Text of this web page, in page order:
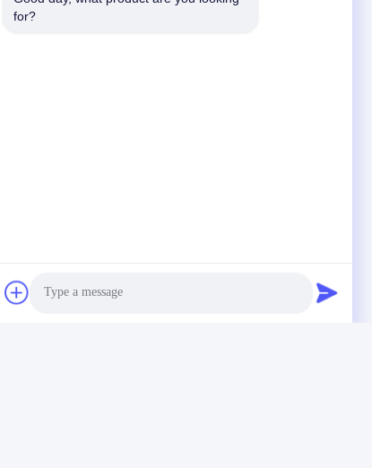
hulpmiddelenmateriaal trekt
naar ons
for?